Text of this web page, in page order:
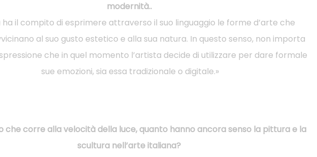
modernità..
ha il compito di esprimere attraverso il suo linguaggio le forme d’arte che
al suo gusto estetico e alla sua natura. In questo senso, non importa
che in quel momento l’artista decide di utilizzare per dare formale
sue emozioni, sia essa tradizionale o digitale.»
che corre alla velocità della luce, quanto hanno ancora senso la pittura e la
scultura nell’arte italiana?